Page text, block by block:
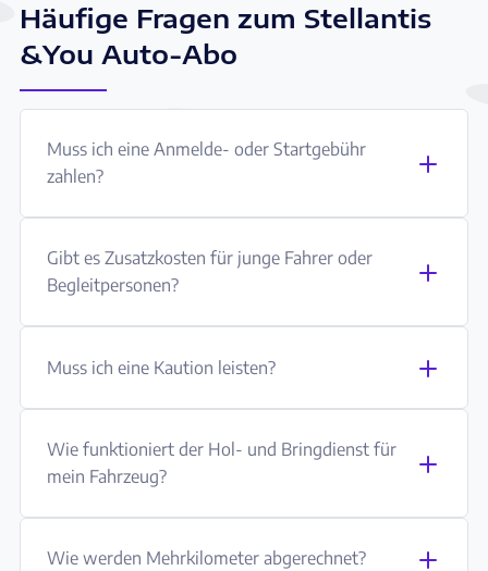
Häufige Fragen zum Stellantis
&You Auto-Abo
Muss ich eine Anmelde- oder Startgebühr
zahlen?
Gibt es Zusatzkosten für junge Fahrer oder
Begleitpersonen?
Muss ich eine Kaution leisten?
Wie funktioniert der Hol- und Bringdienst für
mein Fahrzeug?
Wie werden Mehrkilometer abgerechnet?